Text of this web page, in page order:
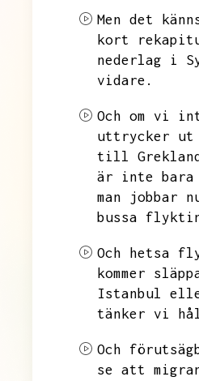
Men det
kort
nederlag i
vidare.
Och om vi
uttrycker
till
är inte bara
man jobbar
bussa
Och hetsa
kommer
Istanbul
tänker vi
Och
se att